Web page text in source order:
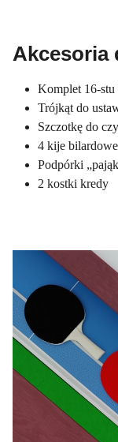
Akcesoria
Komplet 16-
Trójkąt do
Szczotkę do
4 kije
Podpórki
2 kostki kredy